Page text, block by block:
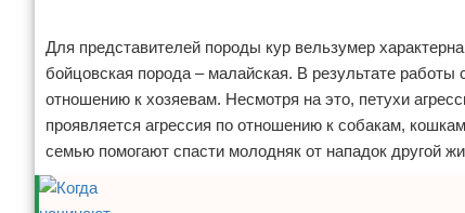
Для представителей породы кур вельзумер
бойцовская порода – малайская. В результате
отношению к хозяевам. Несмотря на это, петухи
проявляется агрессия по отношению к собакам,
семью помогают спасти молодняк от нападок другой